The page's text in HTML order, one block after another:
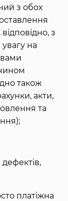
з обох
з
на
також
акти,
та
платіжна